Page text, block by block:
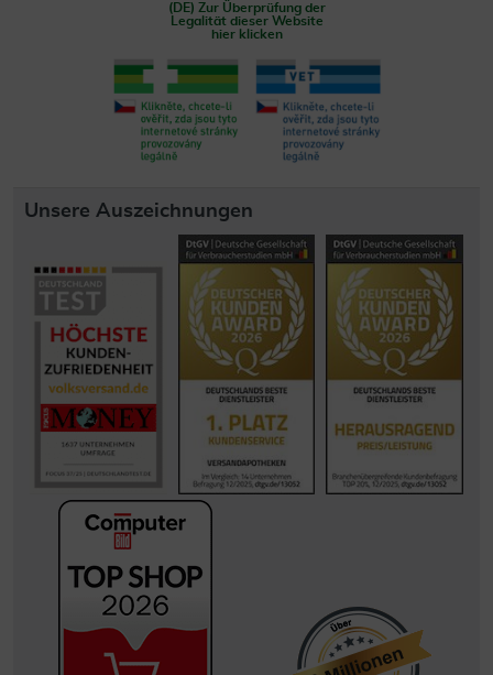
(DE) Zur Überprüfung der
Legalität dieser Website
hier klicken
Unsere Auszeichnungen